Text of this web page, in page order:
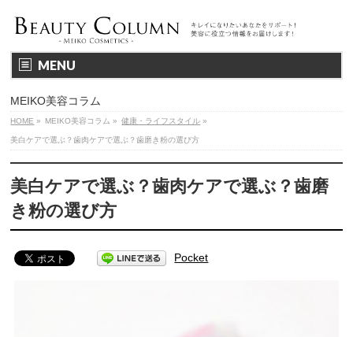
MENU
MEIKO美容コラム
HOME » MEIKO美容コラム » 健康・ライフスタイル »
美白ケアで選ぶ？歯肉ケアで選ぶ？歯磨き粉の選び方
美白ケアで選ぶ？歯肉ケアで選ぶ？歯磨
き粉の選び方
Pocket